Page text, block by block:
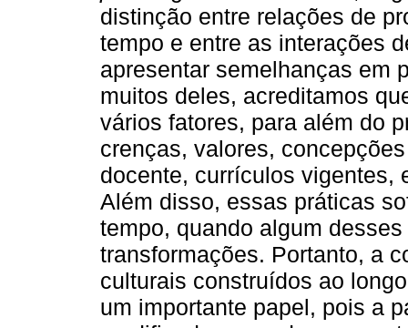
distinção entre relações de
tempo e entre as interações
apresentar semelhanças em
muitos deles, acreditamos
vários fatores, para além do
crenças, valores,
docente, currículos vigentes,
Além disso, essas práticas
tempo, quando algum
transformações. Portanto, a
culturais construídos ao
um importante papel, pois a